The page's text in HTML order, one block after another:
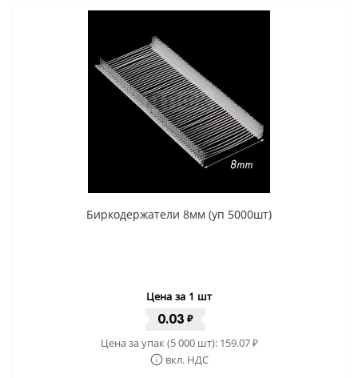
Биркодержатели 8мм (уп 5000шт)
Цена за 1 шт
0.03 ₽
Цена за упак (5 000 шт): 159.07₽
вкл. НДС